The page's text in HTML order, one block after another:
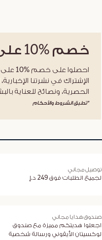
خصم %10
احصلوا
الإشتراك في نشرتنا
الحصرية، ونصائح للعناية
*تطبق الشروط والأحكام
توصيل مجاني
لجميع الطلبات فوق 249 د.إ
صندوق هدايا مجاني
اجعلوا هديتكم مميزة مع صندوق
لوكسيتان الأيقوني ورسالة شخصية